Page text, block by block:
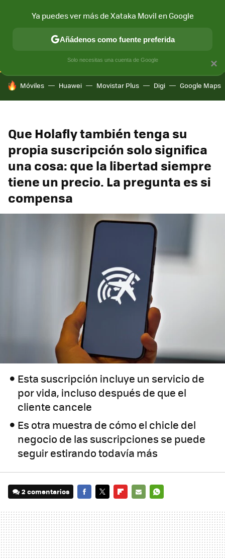
CONECTIVIDAD MÓVIL Y SOCIEDAD APLICACIONES
HOY SE HABLA DE
Móviles Huawei Movistar Plus Digi Google Maps
Que Holafly también tenga su
propia suscripción solo significa
una cosa: que la libertad siempre
tiene un precio. La pregunta es si
compensa
Esta suscripción incluye un servicio de
por vida, incluso después de que el
cliente cancele
Es otra muestra de cómo el chicle del
negocio de las suscripciones se puede
seguir estirando todavía más
2 comentarios
MAIL
×
Ya puedes ver más de Xataka Movil en Google
Añádenos como fuente preferida
Solo necesitas una cuenta de Google